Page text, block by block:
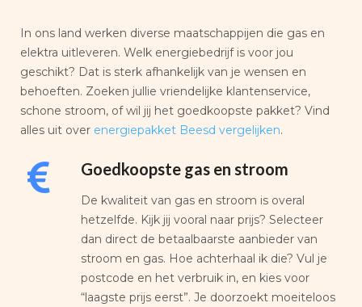
In ons land werken diverse maatschappijen die gas en
elektra uitleveren. Welk energiebedrijf is voor jou
geschikt? Dat is sterk afhankelijk van je wensen en
behoeften. Zoeken jullie vriendelijke klantenservice,
schone stroom, of wil jij het goedkoopste pakket? Vind
alles uit over energiepakket Beesd vergelijken.
Goedkoopste gas en stroom
De kwaliteit van gas en stroom is overal
hetzelfde. Kijk jij vooral naar prijs? Selecteer
dan direct de betaalbaarste aanbieder van
stroom en gas. Hoe achterhaal ik die? Vul je
postcode en het verbruik in, en kies voor
“laagste prijs eerst”. Je doorzoekt moeiteloos